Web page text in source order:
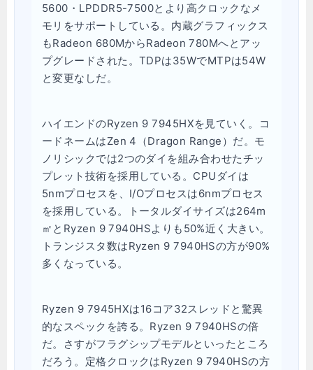
5600・LPDDR5-7500とより高クロックなメ
モリをサポートしている。内蔵グラフィックス
もRadeon 680MからRadeon 780Mへとアッ
プグレードされた。TDPは35WでMTPは54W
と変更なしだ。
ハイエンドのRyzen 9 7945HXを見ていく。コ
ードネームはZen 4（Dragon Range）だ。モ
ノリシックでは2つのダイを組み合わせたチッ
プレット技術を採用している。CPUダイは
5nmプロセスを、I/Oプロセスは6nmプロセス
を採用している。トータルダイサイズは264m
㎡とRyzen 9 7940HSよりも50%近く大きい。
トランジスタ数はRyzen 9 7940HSの方が90%
多くなっている。
Ryzen 9 7945HXは16コア32スレッドと驚異
的なスペックを誇る。Ryzen 9 7940HSの倍
だ。さすがフラグシップモデルといったところ
だろう。定格クロックはRyzen 9 7940HSの方